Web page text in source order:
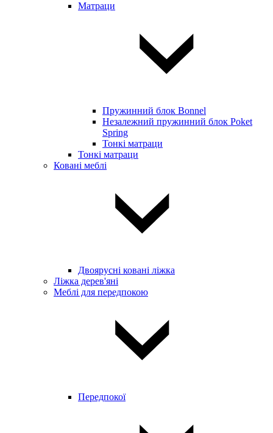
Матраци
Пружинний блок Bonnel
Незалежний пружинний блок Poket
Spring
Тонкі матраци
Тонкі матраци
Ковані меблі
Двоярусні ковані ліжка
Ліжка дерев'яні
Меблі для передпокою
Передпокої